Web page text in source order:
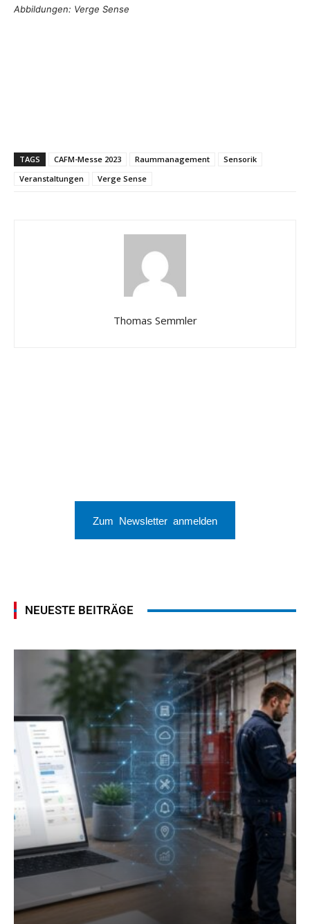
Abbildungen: Verge Sense
TAGS CAFM-Messe 2023 Raummanagement
Sensorik
Veranstaltungen
Verge Sense
Thomas Semmler
Zum Newsletter anmelden
NEUESTE BEITRÄGE